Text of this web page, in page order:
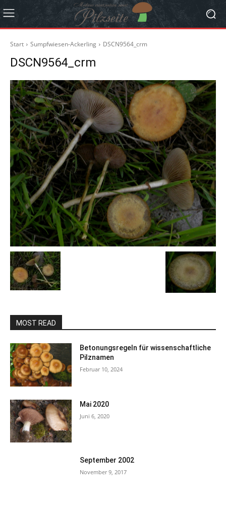
Start Sumpfwiesen-Ackerling DSCN9564_crm
DSCN9564_crm
MOST READ
Betonungsregeln für wissenschaftliche
Pilznamen
Februar 10, 2024
Mai 2020
Juni 6, 2020
September 2002
November 9, 2017